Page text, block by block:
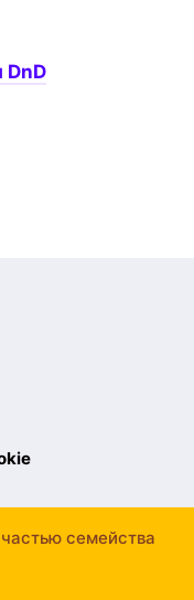
DnD
семейства